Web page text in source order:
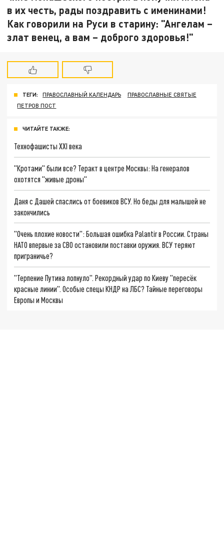
в их честь, рады поздравить с именинами!
Как говорили на Руси в старину: "Ангелам –
злат венец, а вам – доброго здоровья!"
ТЕГИ: ПРАВОСЛАВНЫЙ КАЛЕНДАРЬ
ПРАВОСЛАВНЫЕ СВЯТЫЕ
ПЕТРОВ ПОСТ
ЧИТАЙТЕ ТАКЖЕ:
Технофашисты XXI века
"Кротами" были все? Теракт в центре Москвы: На генералов
охотятся "живые дроны"
Даня с Дашей спаслись от боевиков ВСУ. Но беды для малышей не
закончились
"Очень плохие новости": Большая ошибка Palantir в России. Страны
НАТО впервые за СВО остановили поставки оружия. ВСУ теряют
приграничье?
"Терпение Путина лопнуло". Рекордный удар по Киеву "пересёк
красные линии". Особые спецы КНДР на ЛБС? Тайные переговоры
Европы и Москвы